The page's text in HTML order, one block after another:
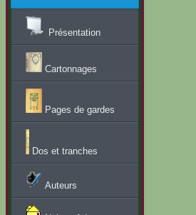
Présentation
Cartonnages
Pages de gardes
Dos et tranches
Auteurs